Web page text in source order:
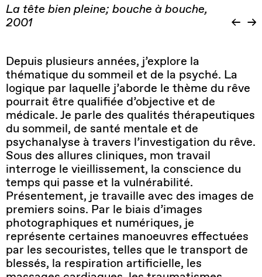
La tête bien pleine; bouche à bouche,
2001
Depuis plusieurs années, j’explore la
thématique du sommeil et de la psyché. La
logique par laquelle j’aborde le thème du rêve
pourrait être qualifiée d’objective et de
médicale. Je parle des qualités thérapeutiques
du sommeil, de santé mentale et de
psychanalyse à travers l’investigation du rêve.
Sous des allures cliniques, mon travail
interroge le vieillissement, la conscience du
temps qui passe et la vulnérabilité.
Présentement, je travaille avec des images de
premiers soins. Par le biais d’images
photographiques et numériques, je
représente certaines manoeuvres effectuées
par les secouristes, telles que le transport de
blessés, la respiration artificielle, les